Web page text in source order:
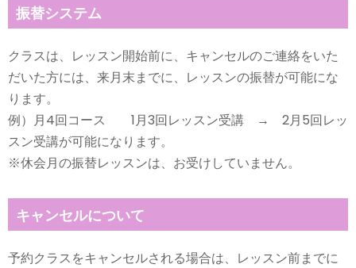
振替システム
クラスは、レッスン開始前に、キャンセルのご連絡をいた
だいた方には、来月末までに、レッスンの振替が可能にな
ります。
例）月4回コース 1月3回レッスン受講 → 2月5回レッ
スン受講が可能になります。
※休会月の振替レッスンは、お受けしていません。
キャンセルについて
予約クラスをキャンセルされる場合は、レッスン前までに